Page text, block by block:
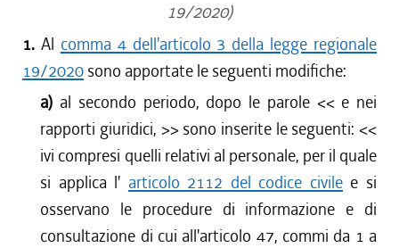
19/2020)
1. Al comma 4 dell'articolo 3 della legge regionale
19/2020 sono apportate le seguenti modifiche:
a) al secondo periodo, dopo le parole << e nei
rapporti giuridici, >> sono inserite le seguenti: <<
ivi compresi quelli relativi al personale, per il quale
si applica l' articolo 2112 del codice civilee si
osservano le procedure di informazione e di
consultazione di cui all'articolo 47, commi da 1 a